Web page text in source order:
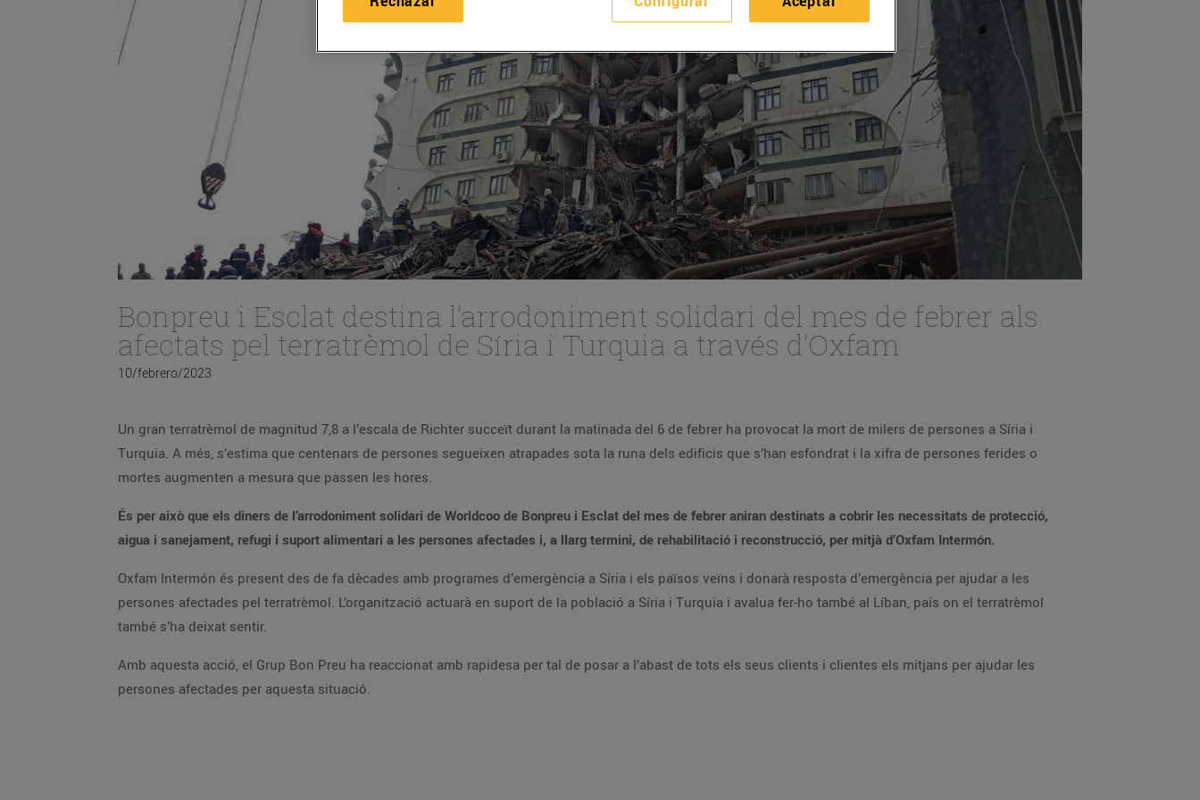
Bonpreu i Esclat destina l’arrodoniment solidari del mes de febrer als
afectats pel terratrèmol de Síria i Turquia a través d’Oxfam
10/febrero/2023
Un gran terratrèmol de magnitud 7,8 a l’escala de Richter succeït durant la matinada del 6 de febrer ha provocat la mort de milers de persones a Síria i
Turquia. A més, s’estima que centenars de persones segueixen atrapades sota la runa dels edificis que s’han esfondrat i la xifra de persones ferides o
mortes augmenten a mesura que passen les hores.
És per això que els diners de l’arrodoniment solidari de Worldcoo de Bonpreu i Esclat del mes de febrer aniran destinats a cobrir les necessitats de protecció,
aigua i sanejament, refugi i suport alimentari a les persones afectades i, a llarg termini, de rehabilitació i reconstrucció, per mitjà d’Oxfam Intermón.
Oxfam Intermón és present des de fa dècades amb programes d’emergència a Síria i els països veïns i donarà resposta d’emergència per ajudar a les
persones afectades pel terratrèmol. L’organització actuarà en suport de la població a Síria i Turquia i avalua fer-ho també al Líban, país on el terratrèmol
també s’ha deixat sentir.
Amb aquesta acció, el Grup Bon Preu ha reaccionat amb rapidesa per tal de posar a l’abast de tots els seus clients i clientes els mitjans per ajudar les
persones afectades per aquesta situació.